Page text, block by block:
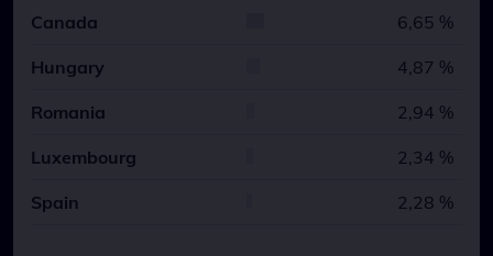
Canada 6,65 %
Hungary 4,87 %
Romania 2,94 %
Luxembourg 2,34 %
Spain 2,28 %